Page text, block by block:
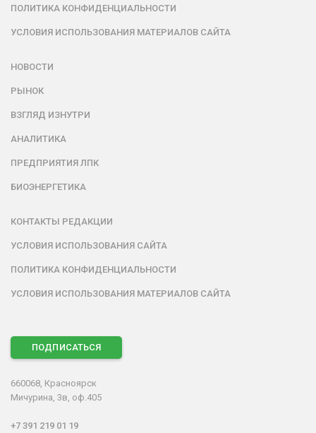
ПОЛИТИКА КОНФИДЕНЦИАЛЬНОСТИ
УСЛОВИЯ ИСПОЛЬЗОВАНИЯ МАТЕРИАЛОВ САЙТА
НОВОСТИ
РЫНОК
ВЗГЛЯД ИЗНУТРИ
АНАЛИТИКА
ПРЕДПРИЯТИЯ ЛПК
БИОЭНЕРГЕТИКА
КОНТАКТЫ РЕДАКЦИИ
УСЛОВИЯ ИСПОЛЬЗОВАНИЯ САЙТА
ПОЛИТИКА КОНФИДЕНЦИАЛЬНОСТИ
УСЛОВИЯ ИСПОЛЬЗОВАНИЯ МАТЕРИАЛОВ САЙТА
ПОДПИСАТЬСЯ
660068, Красноярск
Мичурина, 3в, оф.405
+7 391 219 01 19